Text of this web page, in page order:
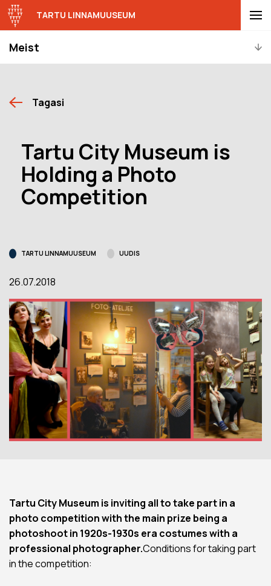
Meist
TARTU LINNAMUUSEUM
Tagasi
Tartu City Museum is
Holding a Photo
Competition
TARTU LINNAMUUSEUM UUDIS
26.07.2018
Tartu City Museum is inviting all to take part in a
photo competition with the main prize being a
photoshoot in 1920s-1930s era costumes with a
professional photographer.Conditions for taking part
in the competition: